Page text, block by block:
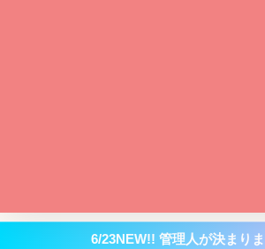
6/23NEW!! 管理人が決まりま